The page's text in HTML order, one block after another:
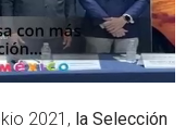
2021, la Selección